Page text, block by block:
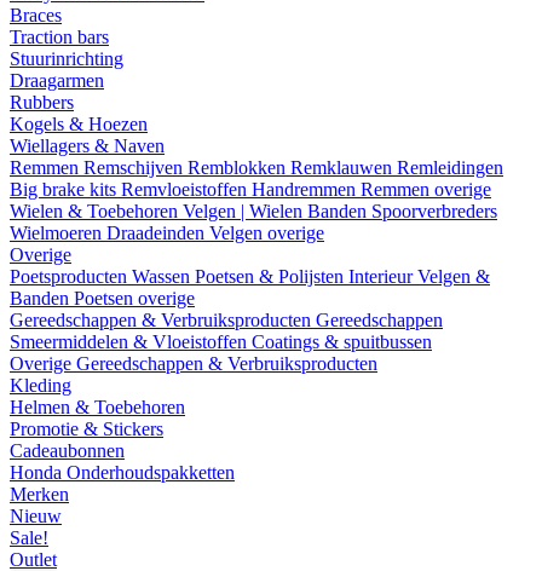
Braces
Traction bars
Stuurinrichting
Draagarmen
Rubbers
Kogels & Hoezen
Wiellagers & Naven
Remmen Remschijven Remblokken Remklauwen Remleidingen
Big brake kits Remvloeistoffen Handremmen Remmen overige
Wielen & Toebehoren Velgen | Wielen Banden Spoorverbreders
Wielmoeren Draadeinden Velgen overige
Overige
Poetsproducten Wassen Poetsen & Polijsten InterieurVelgen &
Banden Poetsen overige
Gereedschappen & Verbruiksproducten Gereedschappen
Smeermiddelen & Vloeistoffen Coatings & spuitbussen
Overige Gereedschappen & Verbruiksproducten
Kleding
Helmen & Toebehoren
Promotie & Stickers
Cadeaubonnen
Honda Onderhoudspakketten
Merken
Nieuw
Sale!
Outlet